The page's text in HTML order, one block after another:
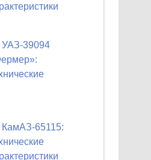
УАЗ-39094
КамАЗ-65115: